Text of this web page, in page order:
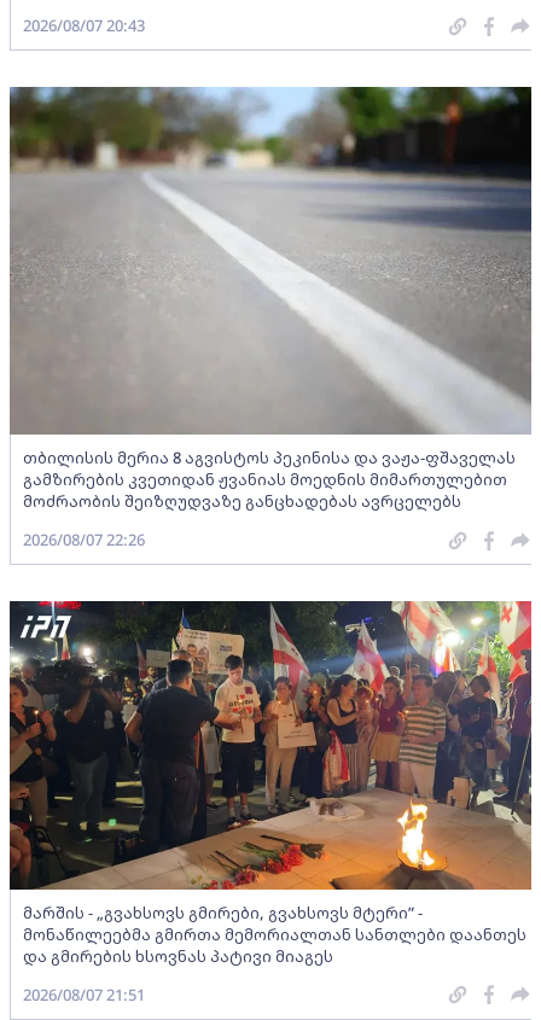
2026/08/07 20:43
თბილისის მერია 8 აგვისტოს პეკინისა და ვაჟა-ფშაველას
გამზირების კვეთიდან ჟვანიას მოედნის მიმართულებით
მოძრაობის შეიზღუდვაზე განცხადებას ავრცელებს
2026/08/07 22:26
მარშის - „გვახსოვს გმირები, გვახსოვს მტერი” -
მონაწილეებმა გმირთა მემორიალთან სანთლები დაანთეს
და გმირების ხსოვნას პატივი მიაგეს
2026/08/07 21:51